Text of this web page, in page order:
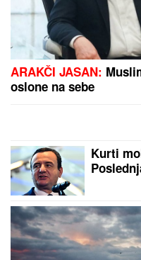
FOLK
u kojoj
je pre
(VIDEO)